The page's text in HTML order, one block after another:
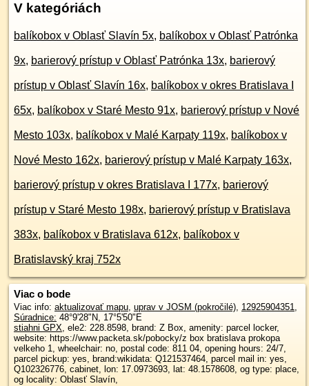
V kategóriách
balíkobox v Oblasť Slavín 5x, balíkobox v Oblasť Patrónka
9x, barierový prístup v Oblasť Patrónka 13x, barierový
prístup v Oblasť Slavín 16x, balíkobox v okres Bratislava I
65x, balíkobox v Staré Mesto 91x, barierový prístup v Nové
Mesto 103x, balíkobox v Malé Karpaty 119x, balíkobox v
Nové Mesto 162x, barierový prístup v Malé Karpaty 163x,
barierový prístup v okres Bratislava I 177x, barierový
prístup v Staré Mesto 198x, barierový prístup v Bratislava
383x, balíkobox v Bratislava 612x, balíkobox v
Bratislavský kraj 752x
Viac o bode
Viac info: aktualizovať mapu, uprav v JOSM (pokročilé), 12925904351,
Súradnice: 48°9'28"N, 17°5'50"E
stiahni GPX, ele2: 228.8598, brand: Z Box, amenity: parcel locker,
website: https://www.packeta.sk/pobocky/z box bratislava prokopa
velkeho 1, wheelchair: no, postal code: 811 04, opening hours: 24/7,
parcel pickup: yes, brand:wikidata: Q121537464, parcel mail in: yes,
Q102326776, cabinet, lon: 17.0973693, lat: 48.1578608, og type: place,
og locality: Oblasť Slavín,